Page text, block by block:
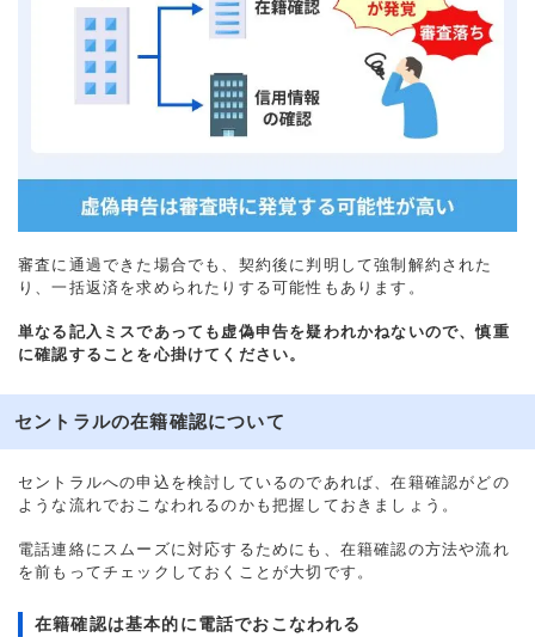
審査に通過できた場合でも、契約後に判明して強制解約された
り、一括返済を求められたりする可能性もあります。
単なる記入ミスであっても虚偽申告を疑われかねないので、慎重
に確認することを心掛けてください。
セントラルの在籍確認について
セントラルへの申込を検討しているのであれば、在籍確認がどの
ような流れでおこなわれるのかも把握しておきましょう。
電話連絡にスムーズに対応するためにも、在籍確認の方法や流れ
を前もってチェックしておくことが大切です。
在籍確認は基本的に電話でおこなわれる